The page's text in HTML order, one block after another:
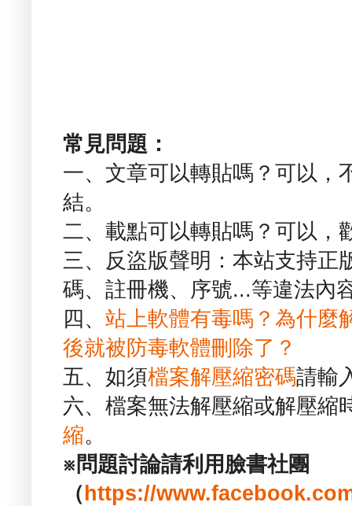
常見問題：
一、文章可以轉貼嗎？可以，
結。
二、載點可以轉貼嗎？可以，
三、反盜版聲明：本站支持正
碼、註冊機、序號...等違法內
四、 站上軟體有毒嗎？為什麼
後就被防毒軟體刪除了？
五、如須檔案解壓縮密碼請輸
六、檔案無法解壓縮或解壓縮
縮。
※問題討論請利用臉書社團
（ https://